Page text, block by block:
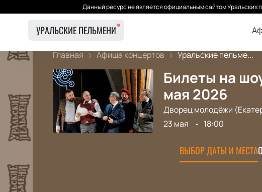
Данный ресурс не является официальным сайтом
УРАЛЬСКИЕ ПЕЛЬМЕНИ
Главная Афиша концертов Уральские пельме...
Билеты на
мая 2026
Дворец молодёжи
23 мая
18:00
ВЫБОР ДАТЫ И МЕСТА